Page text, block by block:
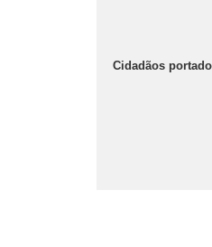
Cidadãos